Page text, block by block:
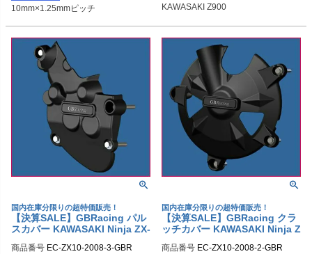
10mm×1.25mmピッチ KAWASAKI Z900
国内在庫分限りの超特価販売！
【決算SALE】GBRacing パル
スカバー KAWASAKI Ninja ZX-
商品番号 EC-ZX10-2008-3-GBR
国内在庫分限りの超特価販売！
【決算SALE】GBRacing クラ
ッチカバー KAWASAKI Ninja Z
商品番号 EC-ZX10-2008-2-GBR